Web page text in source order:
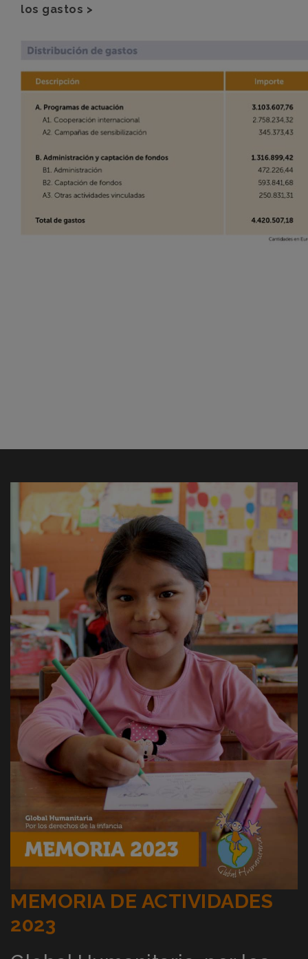
los gastos >
MEMORIA DE ACTIVIDADES
2023